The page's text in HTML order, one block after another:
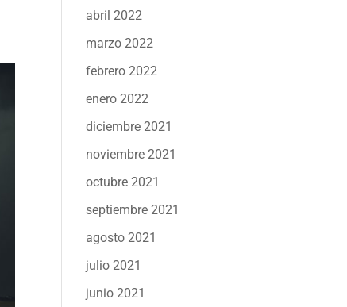
abril 2022
marzo 2022
febrero 2022
enero 2022
diciembre 2021
noviembre 2021
octubre 2021
septiembre 2021
agosto 2021
julio 2021
junio 2021